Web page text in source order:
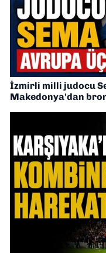
İzmirli milli judocu
Makedonya'dan